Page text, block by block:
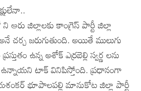
జిల్లాలకు కాంగ్రెస్ పార్టీ జిల్లా
చర్చ జరుగుతుంది. అయితే ములుగు
ఉన్న అశోక్ ఎర్రబెల్లి స్వర్ణ లను
టాక్ వినిపిస్తోంది. ప్రధానంగా
భూపాలపల్లి మానుకోట జిల్లా పార్టీ